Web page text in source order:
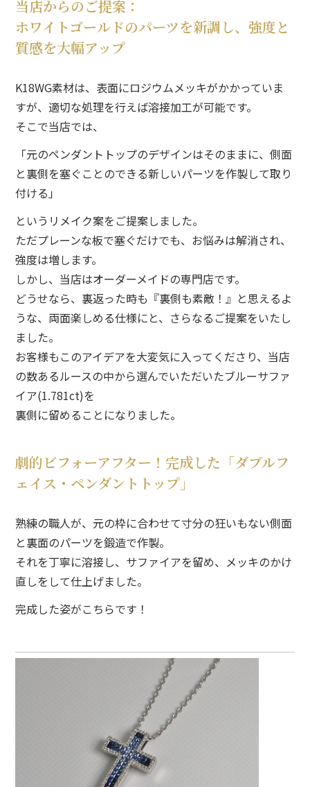
当店からのご提案：
ホワイトゴールドのパーツを新調し、強度と
質感を大幅アップ
K18WG素材は、 表面にロジウムメッキがかかっていま
すが、適切な処理を行えば溶接加工が可能です。
そこで当店では、
「元のペンダントトップのデザインはそのままに、側面
と裏側を塞ぐことのできる新しいパーツを作製して取り
付ける」
というリメイク案をご提案しました。
ただプレーンな板で塞ぐだけでも、 お悩みは解消され、
強度は増します。
しかし、 当店はオーダーメイドの専門店です。
どうせなら、 裏返った時も 『裏側も素敵！』 と思えるよ
うな、両面楽しめる仕様にと、 さらなるご提案をいたし
ました。
お客様もこのアイデアを大変気に入ってくださり、 当店
の数あるルースの中から選んでいただいたブルーサファ
イア(1.781ct)を
裏側に留めることになりました。
劇的ビフォーアフター！完成した「ダブルフ
ェイス・ペンダントトップ」
熟練の職人が、 元の枠に合わせて寸分の狂いもない側面
と裏面のパーツを鍛造で作製。
それを丁寧に溶接し、 サファイアを留め、 メッキのかけ
直しをして仕上げました。
完成した姿がこちらです！